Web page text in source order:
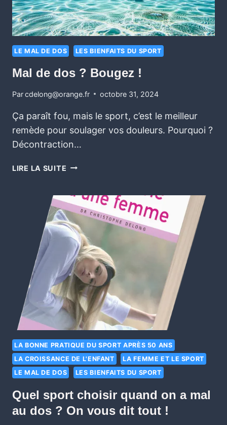
LE MAL DE DOS LES BIENFAITS DU SPORT
Mal de dos ? Bougez ! ‍
Parcdelong@orange.fr octobre 31, 2024
Ça paraît fou, mais le sport, c’est le meilleur
remède pour soulager vos douleurs. Pourquoi ?
Décontraction…
LIRE LA SUITE
LA BONNE PRATIQUE DU SPORT APRÈS 50 ANS
LA CROISSANCE DE L'ENFANT
LA FEMME ET LE SPORT
LE MAL DE DOS
LES BIENFAITS DU SPORT
Quel sport choisir quand on a mal
au dos ? On vous dit tout !